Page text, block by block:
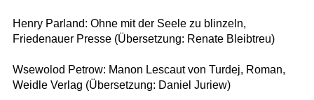
Henry Parland: Ohne mit der Seele zu blinzeln,
Friedenauer Presse (Übersetzung: Renate Bleibtreu)
Wsewolod Petrow: Manon Lescaut von Turdej, Roman,
Weidle Verlag (Übersetzung: Daniel Juriew)